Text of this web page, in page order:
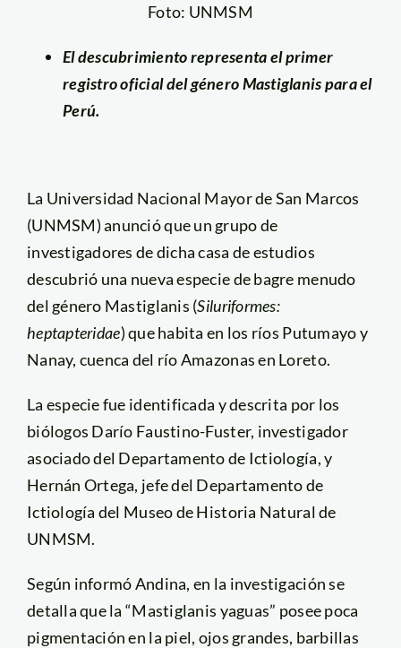
Foto: UNMSM
El descubrimiento representa el primer
registro oficial del género Mastiglanis para el
Perú.
La Universidad Nacional Mayor de San Marcos
(UNMSM) anunció que un grupo de
investigadores de dicha casa de estudios
descubrió una nueva especie de bagre menudo
del género Mastiglanis (Siluriformes:
heptapteridae) que habita en los ríos Putumayo y
Nanay, cuenca del río Amazonas en Loreto.
La especie fue identificada y descrita por los
biólogos Darío Faustino-Fuster, investigador
asociado del Departamento de Ictiología, y
Hernán Ortega, jefe del Departamento de
Ictiología del Museo de Historia Natural de
UNMSM.
Según informó Andina, en la investigación se
detalla que la “Mastiglanis yaguas” posee poca
pigmentación en la piel, ojos grandes, barbillas